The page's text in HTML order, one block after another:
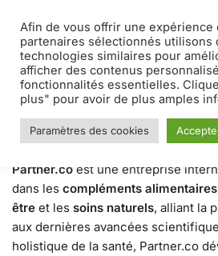
MENU
Accueil / Blog Qui est Partner.co ?
Qui est Partner.co
1 JUILLET 2025
Partner.co est une entreprise
dans les compléments alimentaires
être et les soins naturels, alliant la
aux dernières avancées
holistique de la santé, Partner.co
Afin de vous offrir une expérience
partenaires sélectionnés utilisons
technologies similaires pour
afficher des contenus
fonctionnalités essentielles.
plus" pour avoir de plus amples
Paramètres des cookies